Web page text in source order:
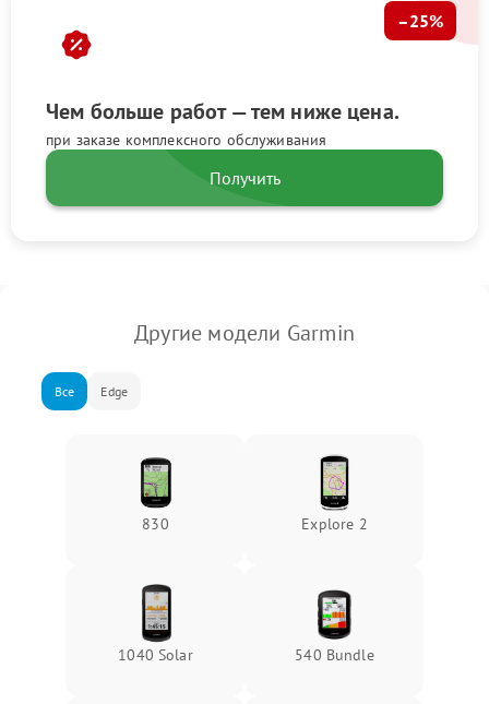
Чем больше работ — тем ниже цена.
при заказе комплексного обслуживания
–25%
Получить
Другие модели Garmin
Все Edge
830 Explore 2
1040 Solar 540 Bundle